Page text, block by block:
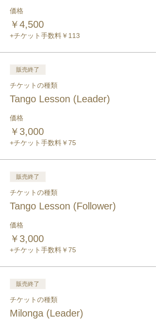
価格
￥4,500
+チケット手数料￥113
販売終了
チケットの種類
Tango Lesson (Leader)
価格
￥3,000
+チケット手数料￥75
販売終了
チケットの種類
Tango Lesson (Follower)
価格
￥3,000
+チケット手数料￥75
販売終了
チケットの種類
Milonga (Leader)